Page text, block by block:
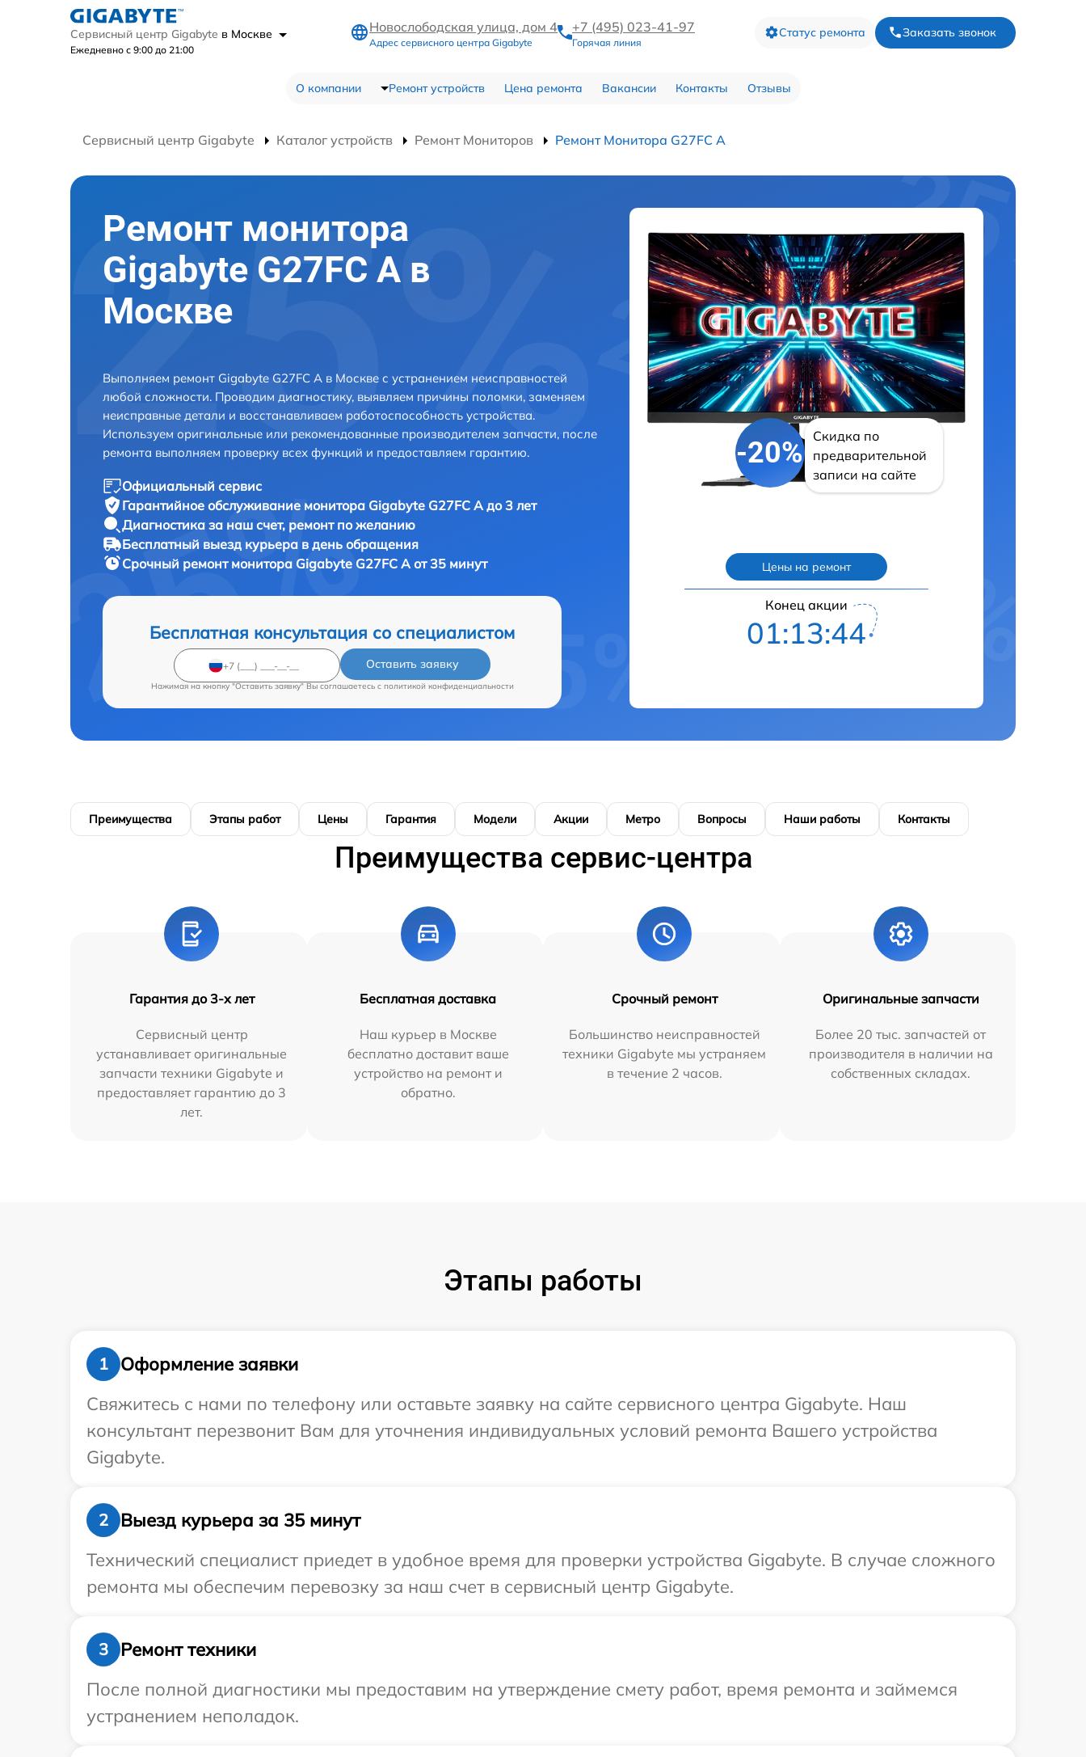
Сервисный центр Gigabyte в Москве
Ежедневно с 9:00 до 21:00
Новослободская улица, дом 4
Адрес сервисного центра Gigabyte
+7 (495) 023-41-97
Горячая линия
Статус ремонта Заказать звонок
О компании Ремонт устройств Цена ремонта Вакансии Контакты Отзывы
Сервисный центр Gigabyte Каталог устройств Ремонт Мониторов Ремонт Монитора G27FC A
Ремонт монитора
Gigabyte G27FC A в
Москве
Выполняем ремонт Gigabyte G27FC A в Москве с устранением неисправностей
любой сложности. Проводим диагностику, выявляем причины поломки, заменяем
неисправные детали и восстанавливаем работоспособность устройства.
Используем оригинальные или рекомендованные производителем запчасти, после
ремонта выполняем проверку всех функций и предоставляем гарантию.
Официальный сервис
Гарантийное обслуживание монитора Gigabyte G27FC A до 3 лет
Диагностика за наш счет, ремонт по желанию
Бесплатный выезд курьера в день обращения
Срочный ремонт монитора Gigabyte G27FC A от 35 минут
Бесплатная консультация со специалистом
Оставить заявку
Нажимая на кнопку "Оставить заявку" Вы соглашаетесь c политикой конфиденциальности
-20%
Скидка по
предварительной
записи на сайте
Цены на ремонт
Конец акции
01:13:43
Преимущества Этапы работ Цены Гарантия Модели Акции Метро Вопросы Наши работы Контакты
Преимущества сервис-центра
Гарантия до 3-х лет
Сервисный центр
устанавливает оригинальные
запчасти техники Gigabyte и
предоставляет гарантию до 3
лет.
Бесплатная доставка
Наш курьер в Москве
бесплатно доставит ваше
устройство на ремонт и
обратно.
Срочный ремонт
Большинство неисправностей
техники Gigabyte мы устраняем
в течение 2 часов.
Оригинальные запчасти
Более 20 тыс. запчастей от
производителя в наличии на
собственных складах.
Этапы работы
1
Оформление заявки
Свяжитесь с нами по телефону или оставьте заявку на сайте сервисного центра Gigabyte. Наш
консультант перезвонит Вам для уточнения индивидуальных условий ремонта Вашего устройства
Gigabyte.
2
Выезд курьера за 35 минут
Технический специалист приедет в удобное время для проверки устройства Gigabyte. В случае сложного
ремонта мы обеспечим перевозку за наш счет в сервисный центр Gigabyte.
3
Ремонт техники
После полной диагностики мы предоставим на утверждение смету работ, время ремонта и займемся
устранением неполадок.